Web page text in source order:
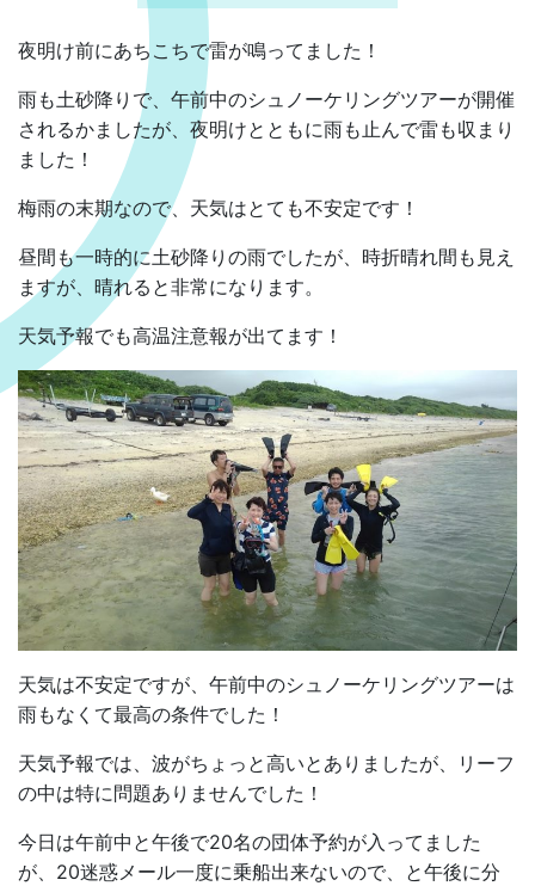
夜明け前にあちこちで雷が鳴ってました！
雨も土砂降りで、午前中のシュノーケリングツアーが開催
されるかましたが、夜明けとともに雨も止んで雷も収まり
ました！
梅雨の末期なので、天気はとても不安定です！
昼間も一時的に土砂降りの雨でしたが、時折晴れ間も見え
ますが、晴れると非常になります。
天気予報でも高温注意報が出てます！
天気は不安定ですが、午前中のシュノーケリングツアーは
雨もなくて最高の条件でした！
天気予報では、波がちょっと高いとありましたが、リーフ
の中は特に問題ありませんでした！
今日は午前中と午後で20名の団体予約が入ってました
が、20迷惑メール一度に乗船出来ないので、と午後に分